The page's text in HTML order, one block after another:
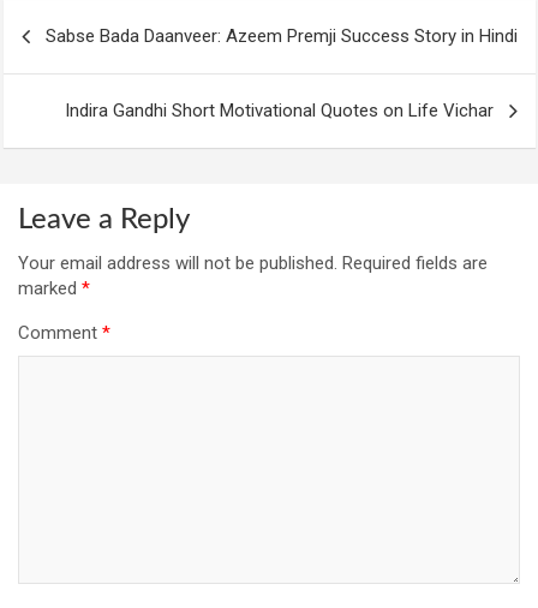
Sabse Bada Daanveer: Azeem Premji Success Story in Hindi
Indira Gandhi Short Motivational Quotes on Life Vichar
Leave a Reply
Your email address will not be published. Required fields are
marked *
Comment *